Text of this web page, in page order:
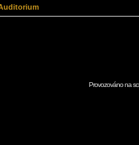
Provozováno na